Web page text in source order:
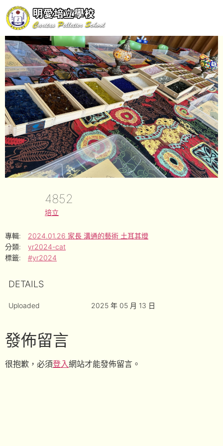
4852
培立
專輯:
2024.01.26 家長 溝通的藝術 土耳其燈
分類:
yr2024-cat
標籤:
#yr2024
DETAILS
Uploaded 2025 年 05 月 13 日
發佈留言
很抱歉，必須登入網站才能發佈留言。